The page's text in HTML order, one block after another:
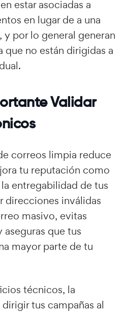
estar asociadas a
en lugar de a una
y por lo general generan
que no están dirigidas a
Validar
correos limpia reduce
tu reputación como
entregabilidad de tus
direcciones inválidas
masivo, evitas
que tus
mayor parte de tu
técnicos, la
tus campañas al